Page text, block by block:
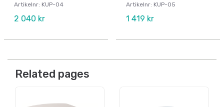
Artikelnr: KUP-04
2 040 kr
Artikelnr: KUP-05
1 419 kr
Related pages